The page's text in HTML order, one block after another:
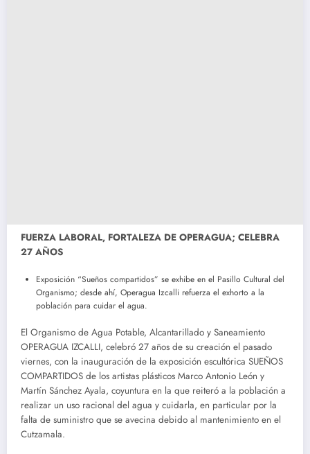
FUERZA LABORAL, FORTALEZA DE OPERAGUA; CELEBRA
27 AÑOS
Exposición “Sueños compartidos” se exhibe en el Pasillo Cultural del
Organismo; desde ahí, Operagua Izcalli refuerza el exhorto a la
población para cuidar el agua.
El Organismo de Agua Potable, Alcantarillado y Saneamiento
OPERAGUA IZCALLI, celebró 27 años de su creación el pasado
viernes, con la inauguración de la exposición escultórica SUEÑOS
COMPARTIDOS de los artistas plásticos Marco Antonio León y
Martín Sánchez Ayala, coyuntura en la que reiteró a la población a
realizar un uso racional del agua y cuidarla, en particular por la
falta de suministro que se avecina debido al mantenimiento en el
Cutzamala.